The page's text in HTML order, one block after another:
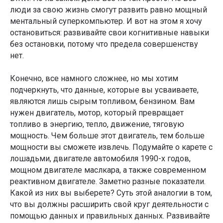
люди за свою жизнь смогут развить равно мощный
ментальный суперкомпьютер. И вот на этом я хочу
остановиться: развивайте свои когнитивные навыки
без остановки, потому что предела совершенству
нет.
Конечно, все намного сложнее, но мы хотим
подчеркнуть, что данные, которые вы усваиваете,
являются лишь сырым топливом, бензином. Вам
нужен двигатель, мотор, который превращает
топливо в энергию, тепло, движение, тяговую
мощность. Чем больше этот двигатель, тем больше
мощности вы сможете извлечь. Подумайте о карете с
лошадьми, двигателе автомобиля 1990-х годов,
мощном двигателе маслкара, а также современном
реактивном двигателе. Заметно разные показатели.
Какой из них вы выберете? Суть этой аналогии в том,
что вы должны расширить свой круг деятельности с
помощью данных и правильных данных. Развивайте